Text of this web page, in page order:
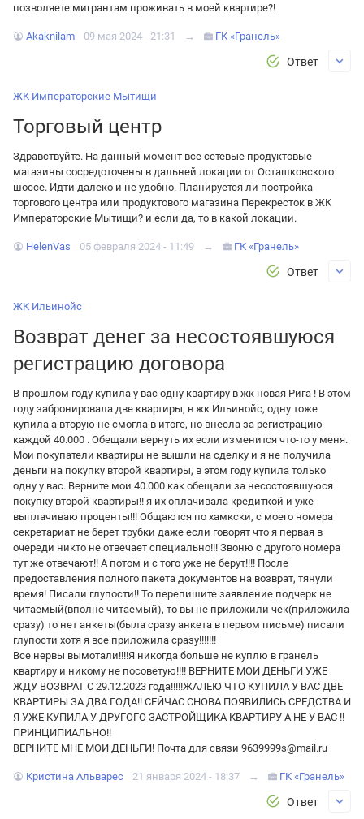
позволяете мигрантам проживать в моей квартире?!
Akaknilam 09 мая 2024 - 21:31 → ГК «Гранель»
Ответ
ЖК Императорские Мытищи
Торговый центр
Здравствуйте. На данный момент все сетевые продуктовые
магазины сосредоточены в дальней локации от Осташковского
шоссе. Идти далеко и не удобно. Планируется ли постройка
торгового центра или продуктового магазина Перекресток в ЖК
Императорские Мытищи? и если да, то в какой локации.
HelenVas 05 февраля 2024 - 11:49 → ГК «Гранель»
Ответ
ЖК Ильинойс
Возврат денег за несостоявшуюся
регистрацию договора
В прошлом году купила у вас одну квартиру в жк новая Рига ! В этом
году забронировала две квартиры, в жк Ильинойс, одну тоже
купила а вторую не смогла в итоге, но внесла за регистрацию
каждой 40.000 . Обещали вернуть их если изменится что-то у меня.
Мои покупатели квартиры не вышли на сделку и я не получила
деньги на покупку второй квартиры, в этом году купила только
одну у вас. Верните мои 40.000 как обещали за несостоявшуюся
покупку второй квартиры!! я их оплачивала кредиткой и уже
выплачиваю проценты!!! Общаются по хамкски, с моего номера
секретариат не берет трубки даже если говорят что я первая в
очереди никто не отвечает специально!!! Звоню с другого номера
тут же отвечают!! А потом и с того уже не берут!!!! После
предоставления полного пакета документов на возврат, тянули
время! Писали глупости!! То перепишите заявление подчерк не
читаемый(вполне читаемый), то вы не приложили чек(приложила
сразу) то нет анкеты(была сразу анкета в первом письме) писали
глупости хотя я все приложила сразу!!!!!!!
Все нервы вымотали!!!!Я никогда больше не куплю в гранель
квартиру и никому не посоветую!!!! ВЕРНИТЕ МОИ ДЕНЬГИ УЖЕ
ЖДУ ВОЗВРАТ С 29.12.2023 года!!!!!ЖАЛЕЮ ЧТО КУПИЛА У ВАС ДВЕ
КВАРТИРЫ ЗА ДВА ГОДА!! СЕЙЧАС СНОВА ПОЯВИЛИСЬ СРЕДСТВА И
Я УЖЕ КУПИЛА У ДРУГОГО ЗАСТРОЙЩИКА КВАРТИРУ А НЕ У ВАС !!
ПРИНЦИПИАЛЬНО!!
ВЕРНИТЕ МНЕ МОИ ДЕНЬГИ! Почта для связи 9639999s@mail.ru
Кристина Альварес 21 января 2024 - 18:37 → ГК «Гранель»
Ответ